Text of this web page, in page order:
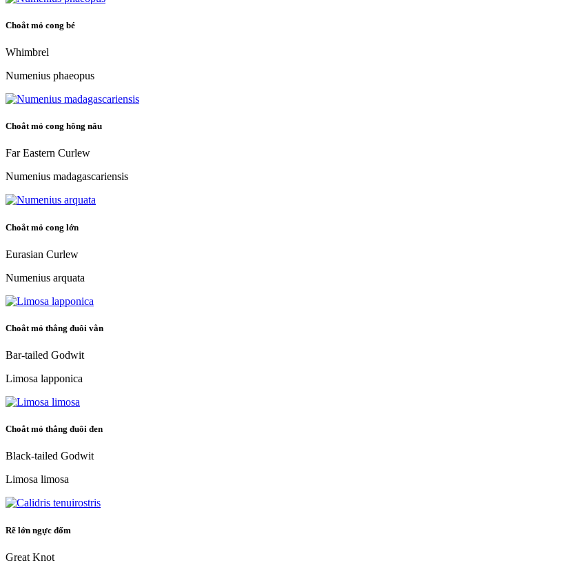
Choắt mỏ cong bé
Whimbrel
Numenius phaeopus
Choắt mỏ cong hông nâu
Far Eastern Curlew
Numenius madagascariensis
Choắt mỏ cong lớn
Eurasian Curlew
Numenius arquata
Choắt mỏ thẳng đuôi vằn
Bar-tailed Godwit
Limosa lapponica
Choắt mỏ thẳng đuôi đen
Black-tailed Godwit
Limosa limosa
Rẽ lớn ngực đốm
Great Knot